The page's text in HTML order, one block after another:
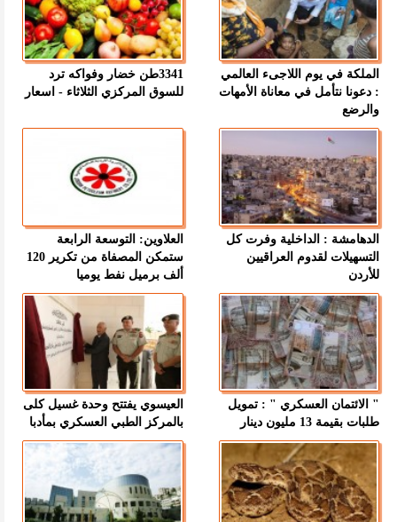
الملكة في يوم اللاجىء العالمي
: دعونا نتأمل في معاناة الأمهات
والرضع
3341طن خضار وفواكه ترد
للسوق المركزي الثلاثاء - اسعار
الدهامشة : الداخلية وفرت كل
التسهيلات لقدوم العراقيين
للأردن
العلاوين: التوسعة الرابعة
ستمكن المصفاة من تكرير 120
ألف برميل نفط يوميا
" الائتمان العسكري " : تمويل
طلبات بقيمة 13 مليون دينار
العيسوي يفتتح وحدة غسيل كلى
بالمركز الطبي العسكري بمأدبا